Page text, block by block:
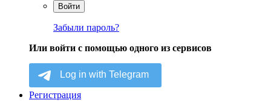
Войти
Забыли пароль?
Или войти с помощью одного из сервисов
Регистрация